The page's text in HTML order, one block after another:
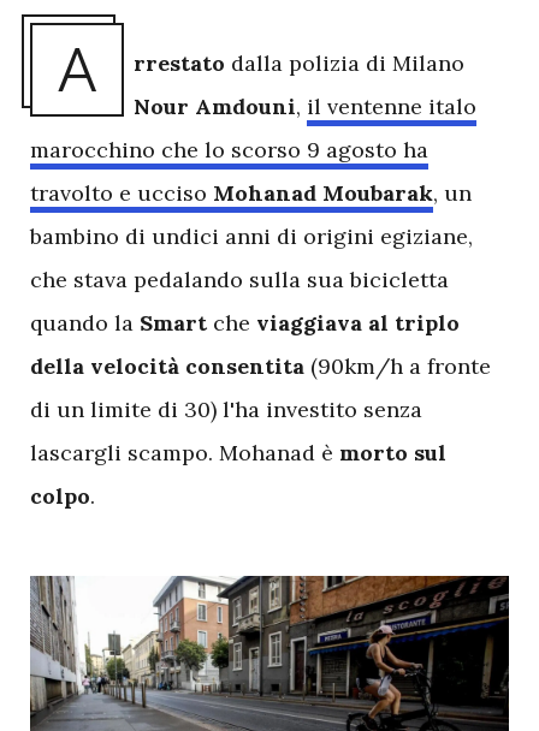
A rrestato dalla polizia di Milano
Nour Amdouni, il ventenne italo
marocchino che lo scorso 9 agosto ha
travolto e ucciso Mohanad Moubarak, un
bambino di undici anni di origini egiziane,
che stava pedalando sulla sua bicicletta
quando la Smart che viaggiava al triplo
della velocità consentita (90km/h a fronte
di un limite di 30) l'ha investito senza
lascargli scampo. Mohanad è morto sul
colpo.